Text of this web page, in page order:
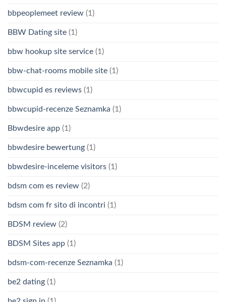
bbpeoplemeet review (1)
BBW Dating site (1)
bbw hookup site service (1)
bbw-chat-rooms mobile site (1)
bbwcupid es reviews (1)
bbwcupid-recenze Seznamka (1)
Bbwdesire app (1)
bbwdesire bewertung (1)
bbwdesire-inceleme visitors (1)
bdsm com es review (2)
bdsm com fr sito di incontri (1)
BDSM review (2)
BDSM Sites app (1)
bdsm-com-recenze Seznamka (1)
be2 dating (1)